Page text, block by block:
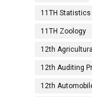
11TH Statistics
11TH Zoology
12th
12th Auditing
12th